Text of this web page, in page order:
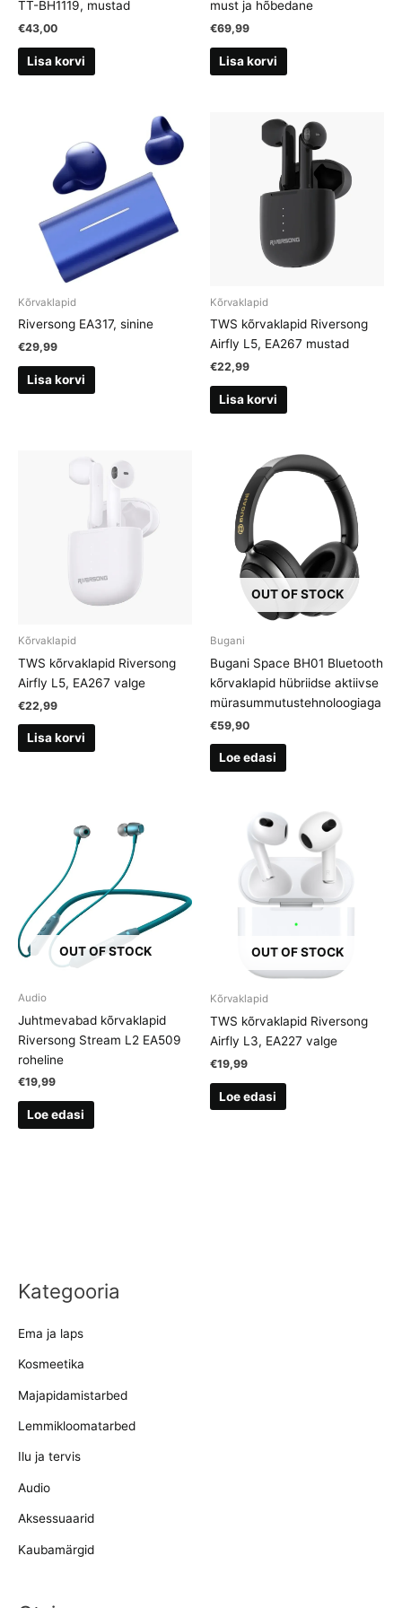
Kategooria
Ema ja laps
Kosmeetika
Majapidamistarbed
Lemmikloomatarbed
Ilu ja tervis
Audio
Aksessuaarid
Kaubamärgid
TT-BH1119, mustad
€43,00
Lisa korvi
must ja hõbedane
€69,99
Lisa korvi
Kõrvaklapid
Riversong EA317, sinine
€29,99
Lisa korvi
Kõrvaklapid
TWS kõrvaklapid Riversong
Airfly L5, EA267 mustad
€22,99
Lisa korvi
Kõrvaklapid
TWS kõrvaklapid Riversong
Airfly L5, EA267 valge
€22,99
Lisa korvi
OUT OF STOCK
Bugani
Bugani Space BH01 Bluetooth
kõrvaklapid hübriidse aktiivse
mürasummutustehnoloogiaga
€59,90
Loe edasi
OUT OF STOCK
Audio
Juhtmevabad kõrvaklapid
Riversong Stream L2 EA509
roheline
€19,99
Loe edasi
OUT OF STOCK
Kõrvaklapid
TWS kõrvaklapid Riversong
Airfly L3, EA227 valge
€19,99
Loe edasi